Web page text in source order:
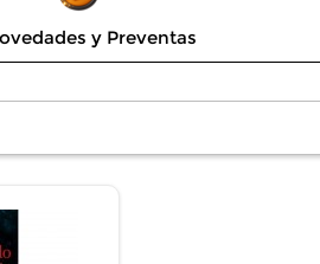
y Preventas